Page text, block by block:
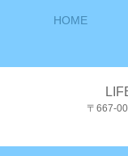
HOME
〒667-